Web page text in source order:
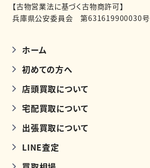
【古物営業法に基づく古物商許可】
兵庫県公安委員会 第631619900030号
ホーム
初めての方へ
店頭買取について
宅配買取について
出張買取について
LINE査定